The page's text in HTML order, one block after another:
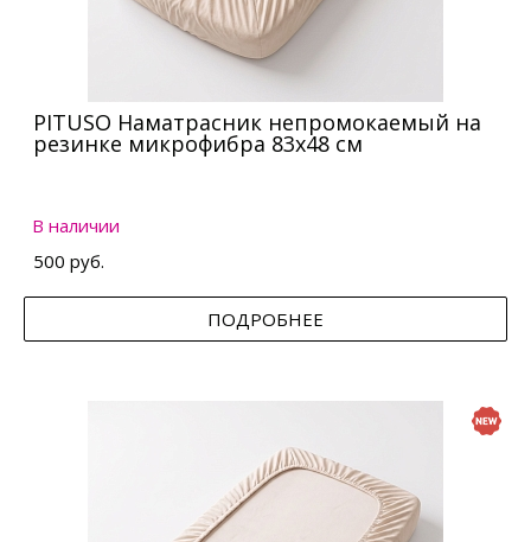
PITUSO Наматрасник непромокаемый на
резинке микрофибра 83х48 см
В наличии
500 руб.
ПОДРОБНЕЕ